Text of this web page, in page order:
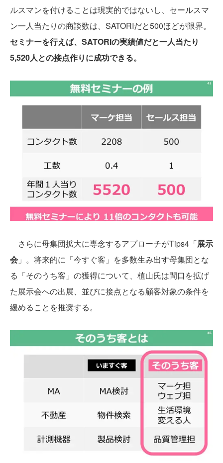
ルスマンを付けることは現実的ではないし、セールスマ
ン一人当たりの商談数は、SATORIだと500ほどが限界。
セミナーを行えば、SATORIの実績値だと一人当たり
5,520人との接点作りに成功できる。
さらに母集団拡大に専念するアプローチがTips4「展示
会 」。将来的に「今すぐ客」を多数生み出す母集団とな
る「そのうち客」の獲得について、植山氏は間口を拡げ
た展示会への出展、並びに接点となる顧客対象の条件を
緩めることを推奨する。